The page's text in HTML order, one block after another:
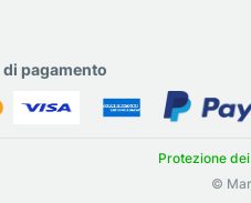
pagamento
Protezione
©